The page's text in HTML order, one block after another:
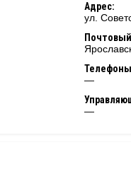
Адрес:
ул.
—
—